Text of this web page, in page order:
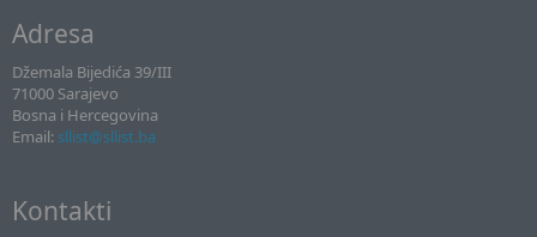
Adresa
Džemala Bijedića 39/III
71000 Sarajevo
Bosna i Hercegovina
Email: sllist@sllist.ba
Kontakti